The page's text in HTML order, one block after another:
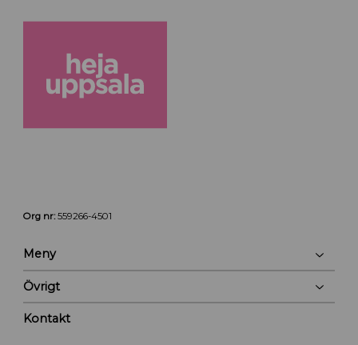
Org nr:559266-4501
Meny
Övrigt
Kontakt